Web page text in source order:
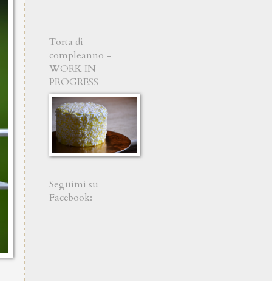
Torta di
compleanno -
WORK IN
PROGRESS
Seguimi su
Facebook: